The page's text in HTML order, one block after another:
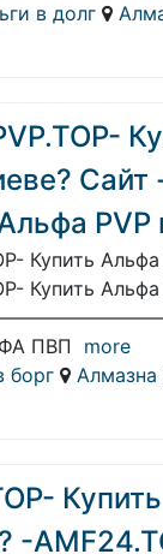
в долг
Сайт
PVP
Купить
Купить
ПВП
more
борг
Алмазна
-